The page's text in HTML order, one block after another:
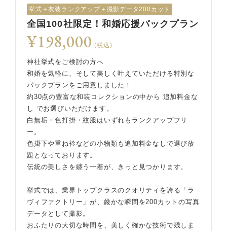
挙式︎＋衣装ランクアップ＋撮影データ200カット
全国100社限定！和婚応援パックプラン
¥198,000 (税込)
神社挙式をご検討の方へ
和婚を気軽に、そして美しく叶えていただける特別な
パックプランをご用意しました！
約30点の豊富な和装コレクションの中から 追加料金な
し でお選びいただけます。
白無垢・色打掛・紋服はいずれもランクアップフリ
ー。
色掛下や重ね衿などの小物類も追加料金なしで選び放
題となっております。
伝統の美しさを纏う一着が、きっと見つかります。
挙式では、業界トップクラスのクオリティを誇る「ラ
ヴィファクトリー」が、厳かな瞬間を200カットの写真
データとして撮影。
おふたりの大切な時間を、美しく確かな技術で残しま